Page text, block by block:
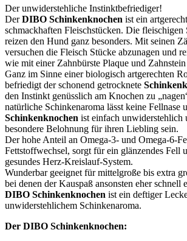
Der unwiderstehliche Instinktbefriediger!
DerDIBO Schinkenknochen ist ein
schmackhaften Fleischstücken. Die fleischigen
reizen den Hund ganz besonders. Mit seinen
versuchen die Fleisch Stücke abzunagen und
wie mit einer Zahnbürste Plaque und Zahnstein
Ganz im Sinne einer biologisch artgerechten
befriedigt der schonend getrocknete
den Instinkt genüsslich am Knochen zu
natürliche Schinkenaroma lässt keine Fellnase
Schinkenknochen ist einfach unwiderstehlich
besondere Belohnung für ihren Liebling sein.
Der hohe Anteil an Omega-3- und Omega-6-
Fettstoffwechsel, sorgt für ein glänzendes Fell
gesundes Herz-Kreislauf-System.
Wunderbar geeignet für mittelgroße bis extra
bei denen der Kauspaß ansonsten eher schnell
DIBO Schinkenknochen ist ein deftiger
unwiderstehlichem Schinkenaroma.
Der DIBO Schinkenknochen: